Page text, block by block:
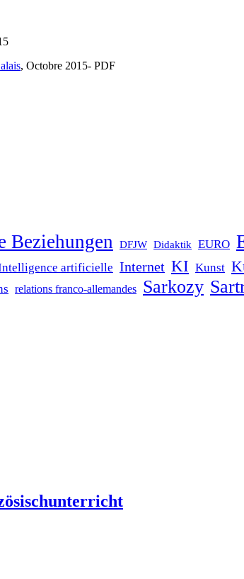
, Octobre 2015- PDF
Beziehungen DFJW Didaktik EURO
artificielle Internet KI Kunst
relations franco-allemandes Sarkozy